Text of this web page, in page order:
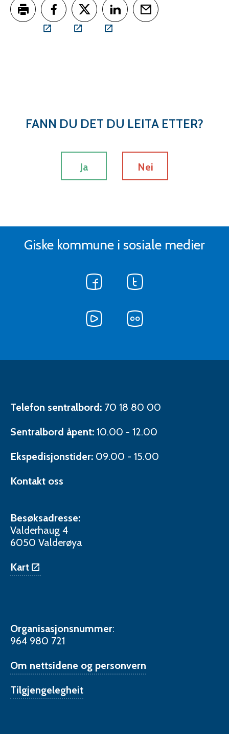
Del på Facebook
Del på TwitterDel på LinkedIn
FANN DU DET DU LEITA ETTER?
Ja Nei
Giske kommune i sosiale medier
Følg
Facebook
Følg
Twitter
Følg
Følg
Kontaktinformasjon
Telefon sentralbord: 70 18 80 00
Sentralbord åpent: 10.00 - 12.00
Ekspedisjonstider: 09.00 - 15.00
Kontakt oss
Besøksadresse:
Valderhaug 4
6050 Valderøya
Kart
Organisasjonsnummer:
964 980 721
Om nettsidene og personvern
Tilgjengelegheit